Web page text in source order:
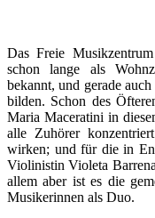
Das Freie
schon lange als
bekannt, und gerade
bilden. Schon des
Maria Maceratini in
alle Zuhörer
wirken; und für die in
Violinistin Violeta
allem aber ist es die
Musikerinnen als Duo.